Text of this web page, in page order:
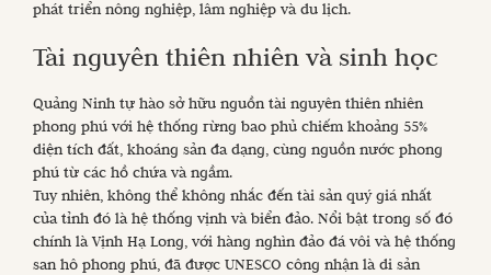
phát triển nông nghiệp, lâm nghiệp và du lịch.
Tài nguyên thiên nhiên và sinh học
Quảng Ninh tự hào sở hữu nguồn tài nguyên thiên nhiên
phong phú với hệ thống rừng bao phủ chiếm khoảng 55%
diện tích đất, khoáng sản đa dạng, cùng nguồn nước phong
phú từ các hồ chứa và ngầm.
Tuy nhiên, không thể không nhắc đến tài sản quý giá nhất
của tỉnh đó là hệ thống vịnh và biển đảo. Nổi bật trong số đó
chính là Vịnh Hạ Long, với hàng nghìn đảo đá vôi và hệ thống
san hô phong phú, đã được UNESCO công nhận là di sản